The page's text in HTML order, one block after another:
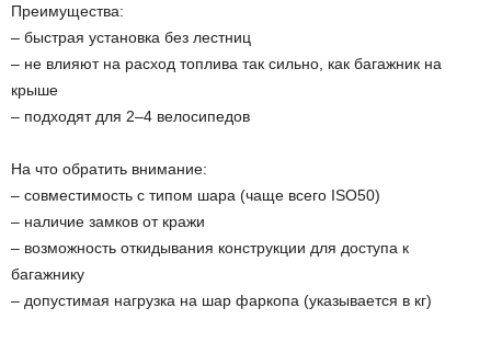
Преимущества:
– быстрая установка без лестниц
– не влияют на расход топлива так сильно, как багажник на
крыше
– подходят для 2–4 велосипедов
На что обратить внимание:
– совместимость с типом шара (чаще всего ISO50)
– наличие замков от кражи
– возможность откидывания конструкции для доступа к
багажнику
– допустимая нагрузка на шар фаркопа (указывается в кг)